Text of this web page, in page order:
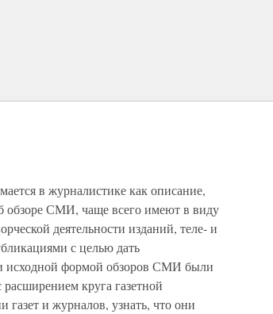
в журналистике как описание,
обзоре СМИ, чаще всего имеют в виду
деятельности изданий, теле- и
с целью дать
исходной формой обзоров СМИ были
круга газетной
газет и журналов, узнать, что они